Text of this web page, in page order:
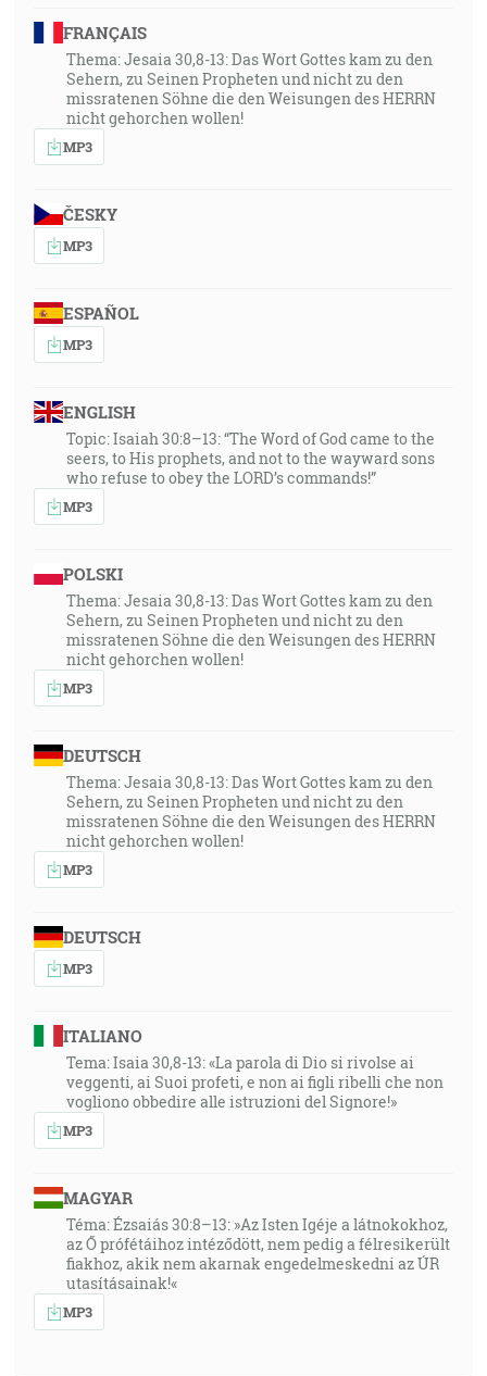
FRANÇAIS
Thema: Jesaia 30,8-13: Das Wort Gottes kam zu den
Sehern, zu Seinen Propheten und nicht zu den
missratenen Söhne die den Weisungen des HERRN
nicht gehorchen wollen!
MP3
ČESKY
MP3
ESPAÑOL
MP3
ENGLISH
Topic: Isaiah 30:8–13: “The Word of God came to the
seers, to His prophets, and not to the wayward sons
who refuse to obey the LORD’s commands!”
MP3
POLSKI
Thema: Jesaia 30,8-13: Das Wort Gottes kam zu den
Sehern, zu Seinen Propheten und nicht zu den
missratenen Söhne die den Weisungen des HERRN
nicht gehorchen wollen!
MP3
DEUTSCH
Thema: Jesaia 30,8-13: Das Wort Gottes kam zu den
Sehern, zu Seinen Propheten und nicht zu den
missratenen Söhne die den Weisungen des HERRN
nicht gehorchen wollen!
MP3
DEUTSCH
MP3
ITALIANO
Tema: Isaia 30,8-13: «La parola di Dio si rivolse ai
veggenti, ai Suoi profeti, e non ai figli ribelli che non
vogliono obbedire alle istruzioni del Signore!»
MP3
MAGYAR
Téma: Ézsaiás 30:8–13: »Az Isten Igéje a látnokokhoz,
az Ő prófétáihoz intéződött, nem pedig a félresikerült
fiakhoz, akik nem akarnak engedelmeskedni az ÚR
utasításainak!«
MP3